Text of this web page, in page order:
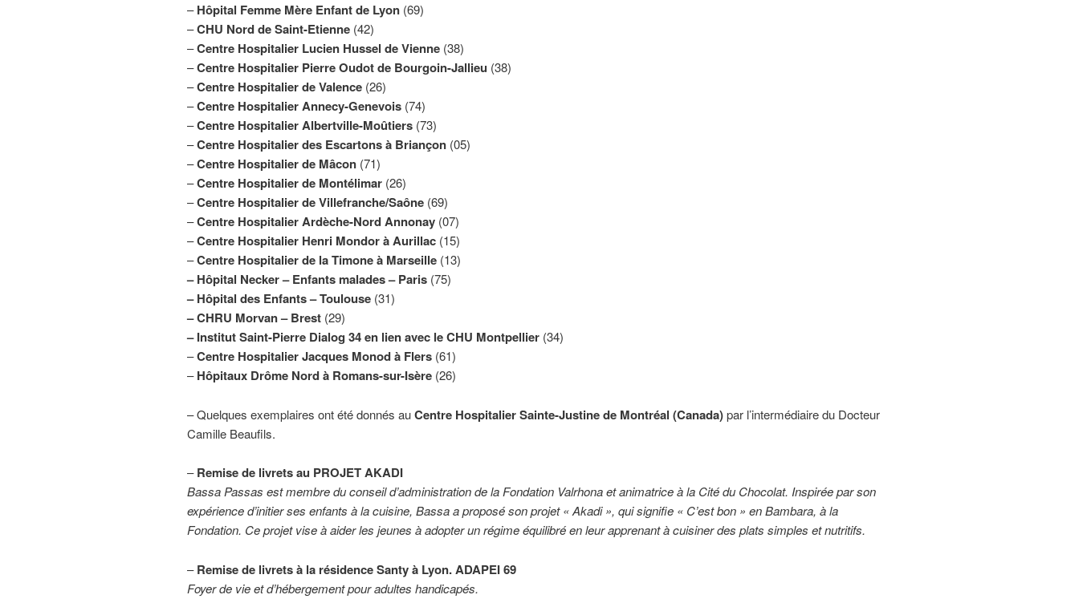
–Hôpital Femme Mère Enfant de Lyon (69)
–CHU Nord de Saint-Etienne (42)
–Centre Hospitalier Lucien Hussel de Vienne (38)
–Centre Hospitalier Pierre Oudot de Bourgoin-Jallieu (38)
–Centre Hospitalier de Valence (26)
–Centre Hospitalier Annecy-Genevois (74)
–Centre Hospitalier Albertville-Moûtiers (73)
–Centre Hospitalier des Escartons à Briançon (05)
–Centre Hospitalier de Mâcon (71)
–Centre Hospitalier de Montélimar (26)
–Centre Hospitalier de Villefranche/Saône (69)
–Centre Hospitalier Ardèche-Nord Annonay (07)
–Centre Hospitalier Henri Mondor à Aurillac (15)
–Centre Hospitalier de la Timone à Marseille (13)
– Hôpital Necker – Enfants malades – Paris (75)
– Hôpital des Enfants – Toulouse (31)
– CHRU Morvan – Brest (29)
– Institut Saint-Pierre Dialog 34 en lien avec le CHU Montpellier (34)
–Centre Hospitalier Jacques Monod à Flers (61)
–Hôpitaux Drôme Nord à Romans-sur-Isère (26)
– Quelques exemplaires ont été donnés auCentre Hospitalier Sainte-Justine de Montréal (Canada)par l’intermédiaire du Docteur
Camille Beaufils.
–Remise de livrets au PROJET AKADI
Bassa Passas est membre du conseil d’administration de la Fondation Valrhona et animatrice à la Cité du Chocolat. Inspirée par son
expérience d’initier ses enfants à la cuisine, Bassa a proposé son projet « Akadi », qui signifie « C’est bon » en Bambara, à la
Fondation. Ce projet vise à aider les jeunes à adopter un régime équilibré en leur apprenant à cuisiner des plats simples et nutritifs.
–Remise de livrets à la résidence Santy à Lyon. ADAPEI 69
Foyer de vie et d’hébergement pour adultes handicapés.